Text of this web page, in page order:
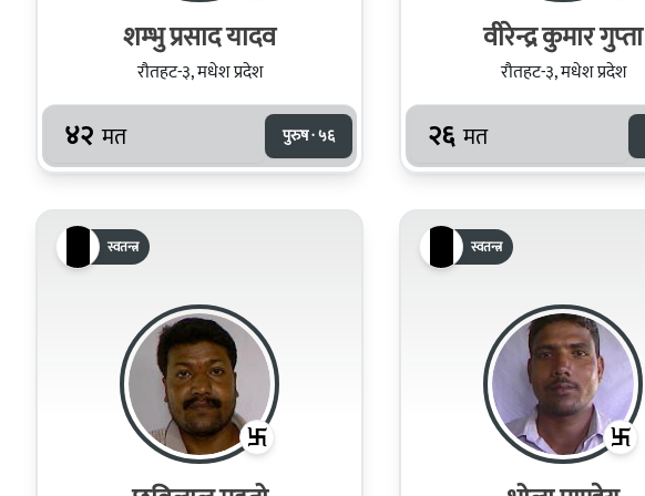
शम्‍भु प्रसाद यादव
रौतहट-३, मधेश प्रदेश
४२ मत पुरुष · ५६
वीरेन्द्र कुमार गुप्‍ता
रौतहट-३, मधेश प्रदेश
२६ मत
स्वतन्त्र स्वतन्त्र